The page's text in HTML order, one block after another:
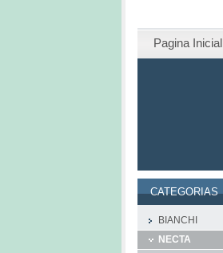
Pagina Inicial
CATEGORIAS
BIANCHI
NECTA